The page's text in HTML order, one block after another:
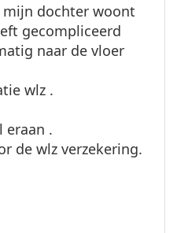
mijn dochter woont
gecompliceerd
naar de vloer
wlz .
eraan .
de wlz verzekering.